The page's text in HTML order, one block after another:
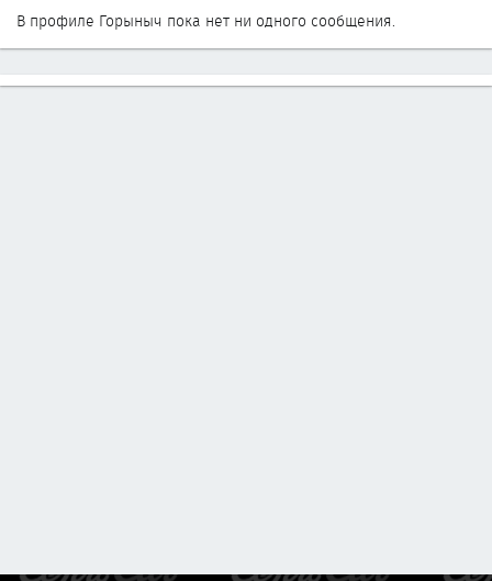
В профиле Горыныч пока нет ни одного сообщения.